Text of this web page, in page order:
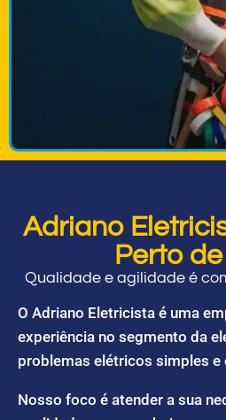
Adriano
Perto
Qualidade e agilidade é
O Adriano Eletricista é uma
experiência no segmento da
problemas elétricos simples e
Nosso foco é atender a sua